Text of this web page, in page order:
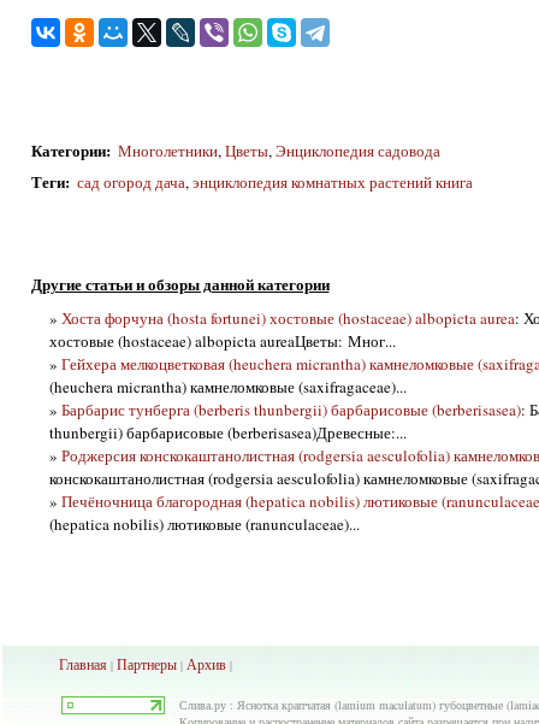
Категории: Многолетники,Цветы,Энциклопедия садовода
Теги: сад огород дача,энциклопедия комнатных растений книга
Другие статьи и обзоры данной категории
» Хоста форчуна (hosta fortunei) хостовые (hostaceae) albopicta aurea:
хостовые (hostaceae) albopicta aureaЦветы: Мног...
» Гейхера мелкоцветковая (heuchera micrantha) камнеломковые
(heuchera micrantha) камнеломковые (saxifragaceae)...
» Барбарис тунберга (berberis thunbergii) барбарисовые (berberisasea):
thunbergii) барбарисовые (berberisasea)Древесные:...
» Роджерсия конскокаштанолистная (rodgersia aesculofolia)
конскокаштанолистная (rodgersia aesculofolia) камнеломковые
» Печёночница благородная (hepatica nobilis) лютиковые
(hepatica nobilis) лютиковые (ranunculaceae)...
Главная| Партнеры| Архив|
Слива.ру : Яснотка крапчатая (lamium maculatum) губоцветные